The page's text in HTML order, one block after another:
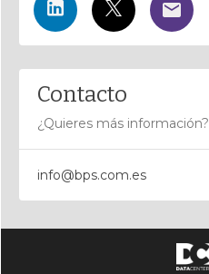
Contacto
¿Quieres más información?
info@bps.com.es